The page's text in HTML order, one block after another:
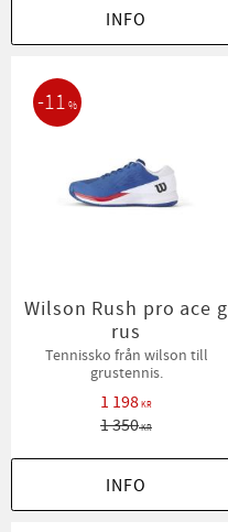
INFO
Wilson Rush pro ace g
rus
Tennissko från wilson till
grustennis.
1 198KR
1 350KR
11 %
INFO